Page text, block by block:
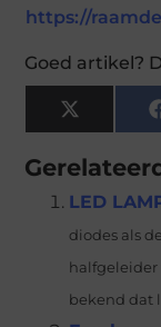
https://
Goed artikel?
X
(Twitter)
LED
diodes als
halfgeleider
bekend dat